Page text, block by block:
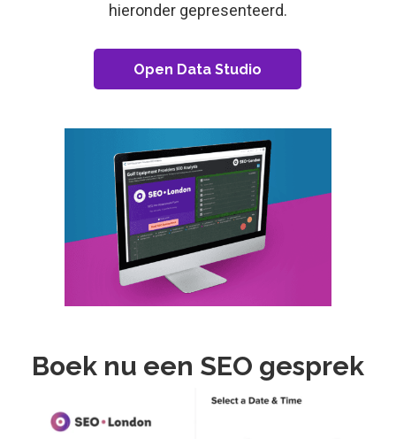
hieronder gepresenteerd.
Open Data Studio
Boek nu een SEO gesprek